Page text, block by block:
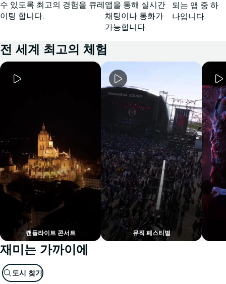
수 있도록 최고의 경험을 큐레
이팅 합니다.
앱을 통해 실시간
채팅이나 통화가
가능합니다.
되는 앱 중 하
나입니다.
전 세계 최고의 체험
캔들라이트 콘서트 뮤직 페스티벌
재미는 가까이에
도시 찾기